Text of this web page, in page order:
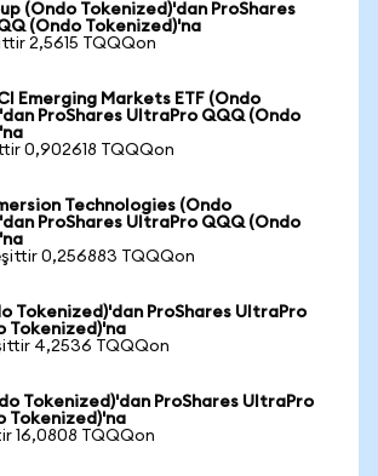
(Ondo Tokenized)'dan ProShares
(Ondo Tokenized)'na
2,5615 TQQQon
Emerging Markets ETF (Ondo
ProShares UltraPro QQQ (Ondo
0,902618 TQQQon
Technologies (Ondo
ProShares UltraPro QQQ (Ondo
0,256883 TQQQon
Tokenized)'dan ProShares UltraPro
Tokenized)'na
4,2536 TQQQon
Tokenized)'dan ProShares UltraPro
Tokenized)'na
16,0808 TQQQon